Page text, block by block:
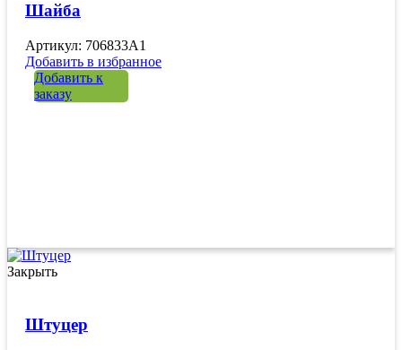
Шайба
Артикул: 706833A1
Добавить в избранное
Добавить к
заказу
Закрыть
Штуцер